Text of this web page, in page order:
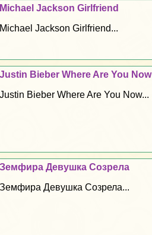
Michael Jackson Girlfriend
Michael Jackson Girlfriend...
Justin Bieber Where Are You Now
Justin Bieber Where Are You Now...
Земфира Дeвyшка Созрела
Земфира Дeвyшка Созрела...